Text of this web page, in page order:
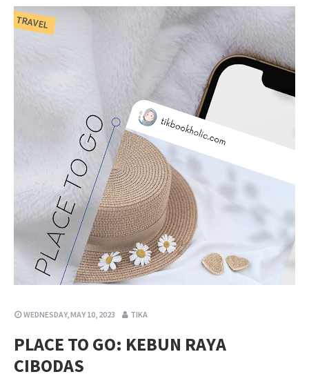
TRAVEL
WEDNESDAY, MAY 10, 2023 TIKA
PLACE TO GO: KEBUN RAYA
CIBODAS